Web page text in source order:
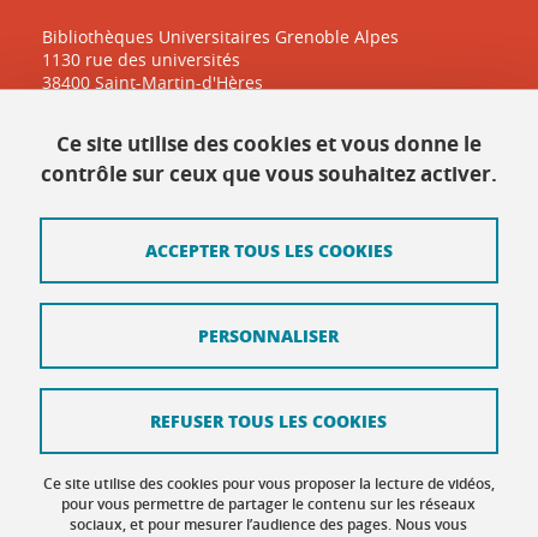
Bibliothèques Universitaires Grenoble Alpes
1130 rue des universités
38400 Saint-Martin-d'Hères
Contact
Plan du site
Mentions légales
Données personnelles
Intranet DGD BAPSO - réseau doc
Gestion des cookies
Ce site utilise des cookies et vous donne le
contrôle sur ceux que vous souhaitez activer.
Ce site utilise des cookies pour vous proposer la lecture de vidéos,
pour vous permettre de partager le contenu sur les réseaux
sociaux, et pour mesurer l’audience des pages. Nous vous
ACCEPTER TOUS LES COOKIES
REFUSER TOUS LES COOKIES
PERSONNALISER